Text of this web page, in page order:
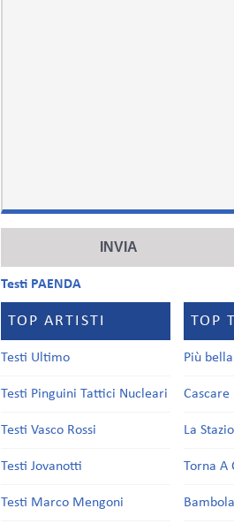
Testi PAENDA
TOP ARTISTI
Testi Ultimo
Testi Pinguini Tattici Nucleari
Testi Vasco Rossi
Testi Jovanotti
Testi Marco Mengoni
TOP
Più
Cascare
La
Torna A
Bambola